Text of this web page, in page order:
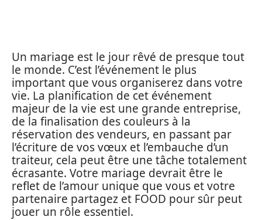
Un mariage est le jour rêvé de presque tout
le monde. C’est l’événement le plus
important que vous organiserez dans votre
vie. La planification de cet événement
majeur de la vie est une grande entreprise,
de la finalisation des couleurs à la
réservation des vendeurs, en passant par
l’écriture de vos vœux et l’embauche d’un
traiteur, cela peut être une tâche totalement
écrasante. Votre mariage devrait être le
reflet de l’amour unique que vous et votre
partenaire partagez et FOOD pour sûr peut
jouer un rôle essentiel.